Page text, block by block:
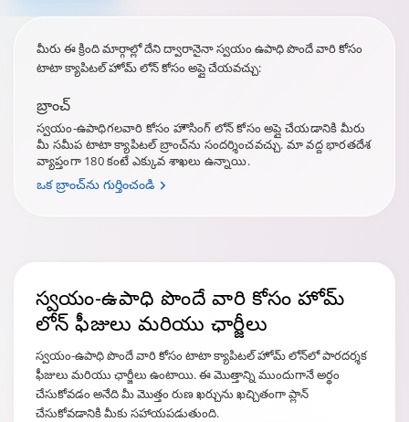
మీరు ఈ క్రింది మార్గాల్లో దేని ద్వారానైనా స్వయం ఉపాధి పొందే వారి కోసం
టాటా క్యాపిటల్ హోమ్ లోన్ కోసం అప్లై చేయవచ్చు:
బ్రాంచ్
స్వయం-ఉపాధిగలవారి కోసం హౌసింగ్ లోన్ కోసం అప్లై చేయడానికి మీరు
మీ సమీప టాటా క్యాపిటల్ బ్రాంచ్‌ను సందర్శించవచ్చు. మా వద్ద భారతదేశ
వ్యాప్తంగా 180 కంటే ఎక్కువ శాఖలు ఉన్నాయి.
ఒక బ్రాంచ్‌ను గుర్తించండి
స్వయం-ఉపాధి పొందే వారి కోసం హోమ్
లోన్ఫీజులు మరియు ఛార్జీలు
స్వయం-ఉపాధి పొందే వారి కోసం టాటా క్యాపిటల్ హోమ్ లోన్‌లో పారదర్శక
ఫీజులు మరియు ఛార్జీలు ఉంటాయి. ఈ మొత్తాన్ని ముందుగానే అర్థం
చేసుకోవడం అనేది మీ మొత్తం రుణ ఖర్చును ఖచ్చితంగా ప్లాన్
చేసుకోవడానికి మీకు సహాయపడుతుంది.